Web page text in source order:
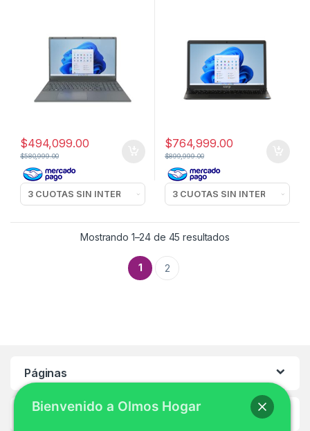
$494,099.00
$580,999.00
$764,999.00
$899,999.00
Mostrando 1–24 de 45 resultados
1 2
Páginas
Ayuda
Bienvenido a Olmos Hogar